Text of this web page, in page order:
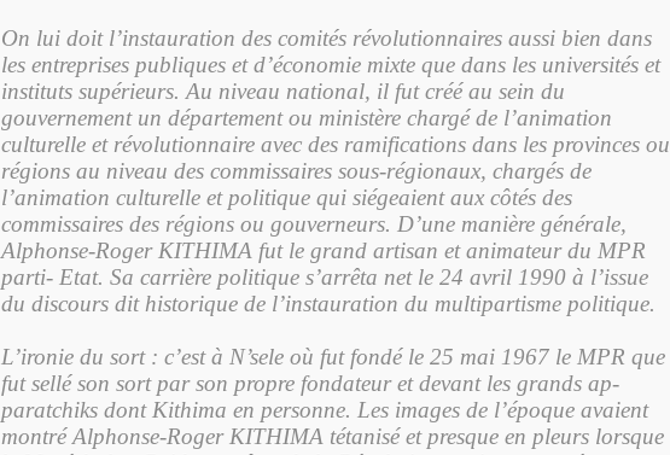
On lui doit l’ins­tauration des comités ré­volutionnaires aussi bien dans
les entreprises publi­ques et d’économie mixte que dans les universités et
instituts supérieurs. Au niveau national, il fut créé au sein du
gouvernement un département ou minis­tère chargé de l’animation
culturelle et révolutionnai­re avec des ramifications dans les provinces ou
ré­gions au niveau des com­missaires sous-régionaux, chargés de
l’animation culturelle et politique qui siégeaient aux côtés des
commissaires des régions ou gouverneurs. D’une manière générale,
Alphon­se-Roger KITHIMA fut le grand artisan et animateur du MPR
parti- Etat. Sa car­rière politique s’arrêta net le 24 avril 1990 à l’issue
du discours dit historique de l’instauration du multi­partisme politique.
L’ironie du sort : c’est à N’sele où fut fondé le 25 mai 1967 le MPR que
fut sellé son sort par son propre fondateur et devant les grands ap­
paratchiks dont Kithima en personne. Les images de l’époque avaient
montré Alphonse-Roger KITHIMA tétanisé et presque en pleurs lorsque